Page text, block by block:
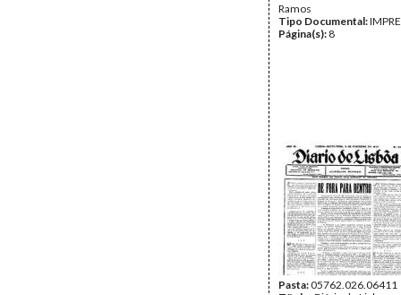
Ramos
Tipo Documental:
Página(s): 8
Pasta:05762.026.06411